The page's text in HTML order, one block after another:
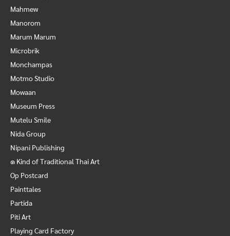
Mahmew
Manorom
Marum Marum
Microbrik
Monchampas
Motmo Studio
Mowaan
Museum Press
Mutelu Smile
Nida Group
Nipani Publishing
๑ Kind of Traditional Thai Art
Op Postcard
Painttales
Partida
Piti Art
Playing Card Factory